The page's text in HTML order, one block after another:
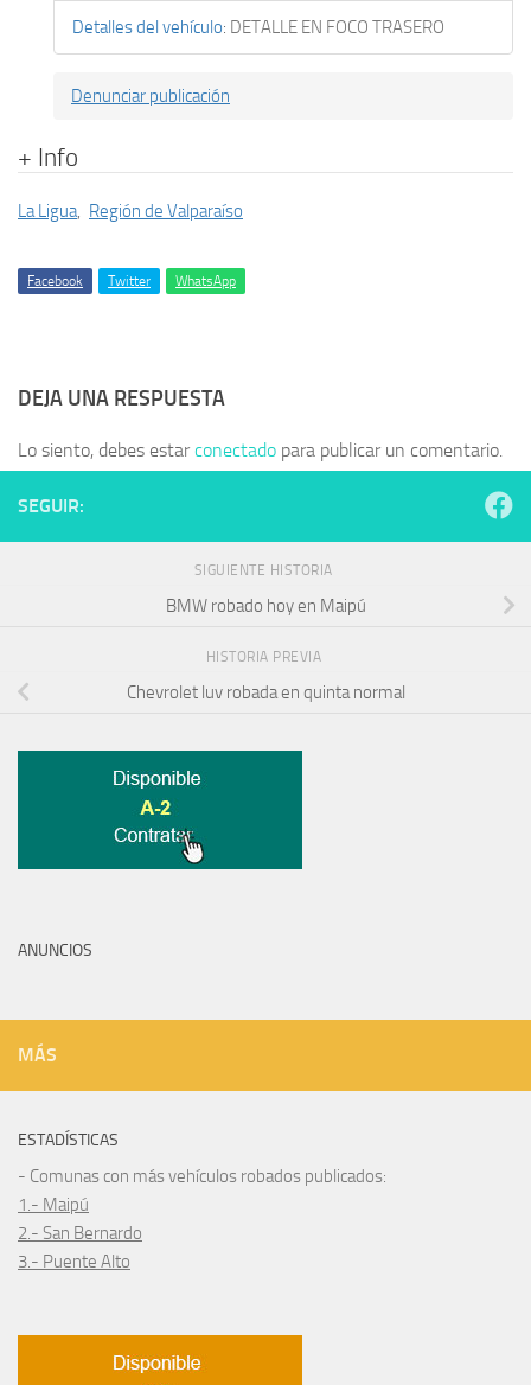
Detalles del vehículo: DETALLE EN FOCO TRASERO
Denunciar publicación
+ Info
La Ligua, Región de Valparaíso
Facebook Twitter WhatsApp
DEJA UNA RESPUESTA
Lo siento, debes estarconectado para publicar un comentario.
SEGUIR:
SIGUIENTE HISTORIA
BMW robado hoy en Maipú
HISTORIA PREVIA
Chevrolet luv robada en quinta normal
ANUNCIOS
MÁS
ESTADÍSTICAS
- Comunas con más vehículos robados publicados:
1.- Maipú
2.- San Bernardo
3.- Puente Alto